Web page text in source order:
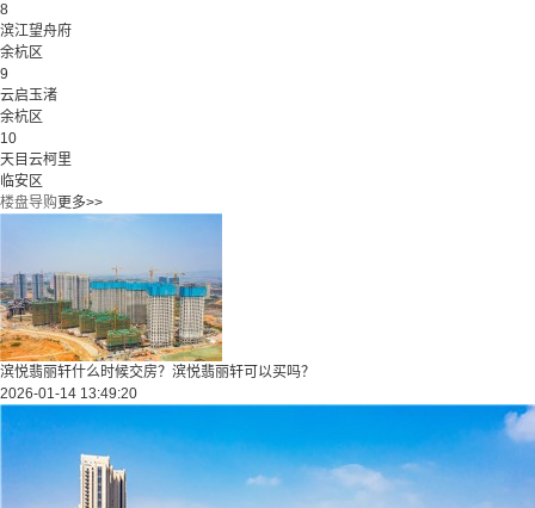
8
滨江望舟府
余杭区
9
云启玉渚
余杭区
10
天目云柯里
临安区
楼盘导购更多>>
滨悦翡丽轩什么时候交房？滨悦翡丽轩可以买吗？
2026-01-14 13:49:20